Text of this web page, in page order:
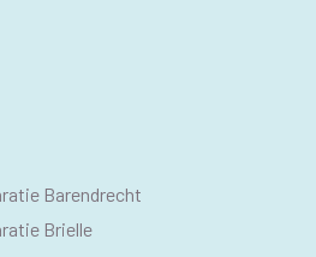
Barendrecht
Brielle